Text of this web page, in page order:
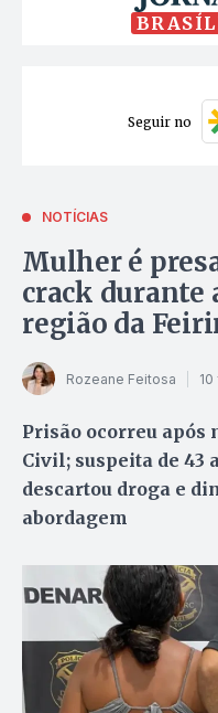
Seguir no
NOTÍCIAS
Mulher é
crack durante
região da
Rozeane Feitosa
Prisão ocorreu
Civil; suspeita de 43
descartou droga e
abordagem